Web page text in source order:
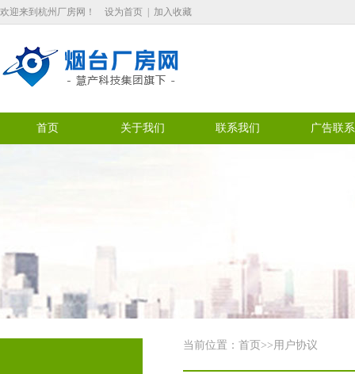
欢迎来到杭州厂房网！ 设为首页 加入收藏
首页 关于我们 联系我们 广告联系
当前位置： 首页 >>用户协议